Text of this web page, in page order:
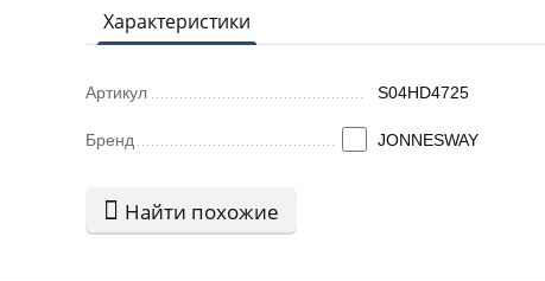
Характеристики
Артикул S04HD4725
Бренд JONNESWAY
Найти похожие